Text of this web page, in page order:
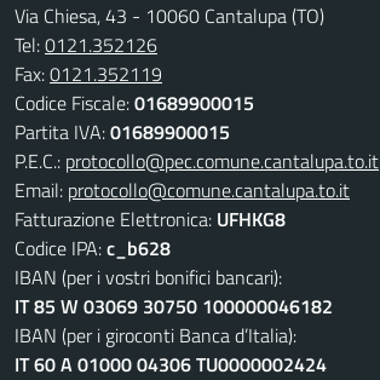
Via Chiesa, 43 - 10060 Cantalupa (TO)
Tel:0121.352126
Fax:0121.352119
Codice Fiscale:01689900015
Partita IVA:01689900015
P.E.C.: protocollo@pec.comune.cantalupa.to.it
Email: protocollo@comune.cantalupa.to.it
Fatturazione Elettronica: UFHKG8
Codice IPA:c_b628
IBAN (per i vostri bonifici bancari):
IT 85 W 03069 30750 100000046182
IBAN (per i giroconti Banca d’Italia):
IT 60 A 01000 04306 TU0000002424